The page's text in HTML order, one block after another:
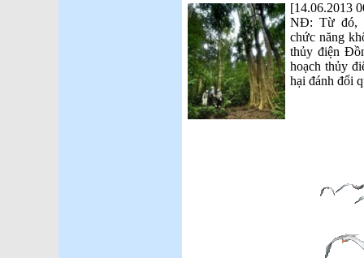
[14.06.2013
NĐ: Từ đó,
chức năng
thủy điện
hoạch thủy
hại đánh đổi